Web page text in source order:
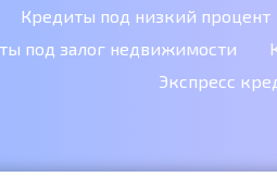
Кредиты под низкий процент
под залог недвижимости
Экспресс